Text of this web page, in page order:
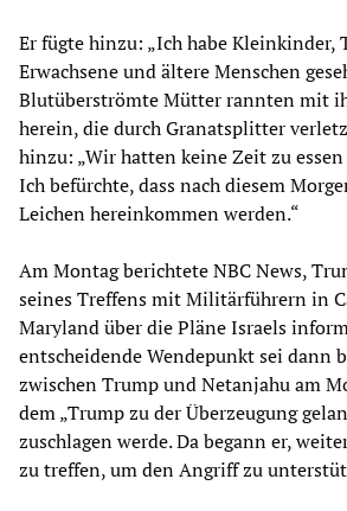
Er fügte hinzu: „Ich habe Kleinkinder,
Erwachsene und ältere Menschen
Blutüberströmte Mütter rannten mit
herein, die durch Granatsplitter
hinzu: „Wir hatten keine Zeit zu
Ich befürchte, dass nach diesem
Leichen hereinkommen werden.“
Am Montag berichtete NBC News,
seines Treffens mit Militärführern in
Maryland über die Pläne Israels
entscheidende Wendepunkt sei dann
zwischen Trump und Netanjahu am
dem „Trump zu der Überzeugung
zuschlagen werde. Da begann er,
zu treffen, um den Angriff zu